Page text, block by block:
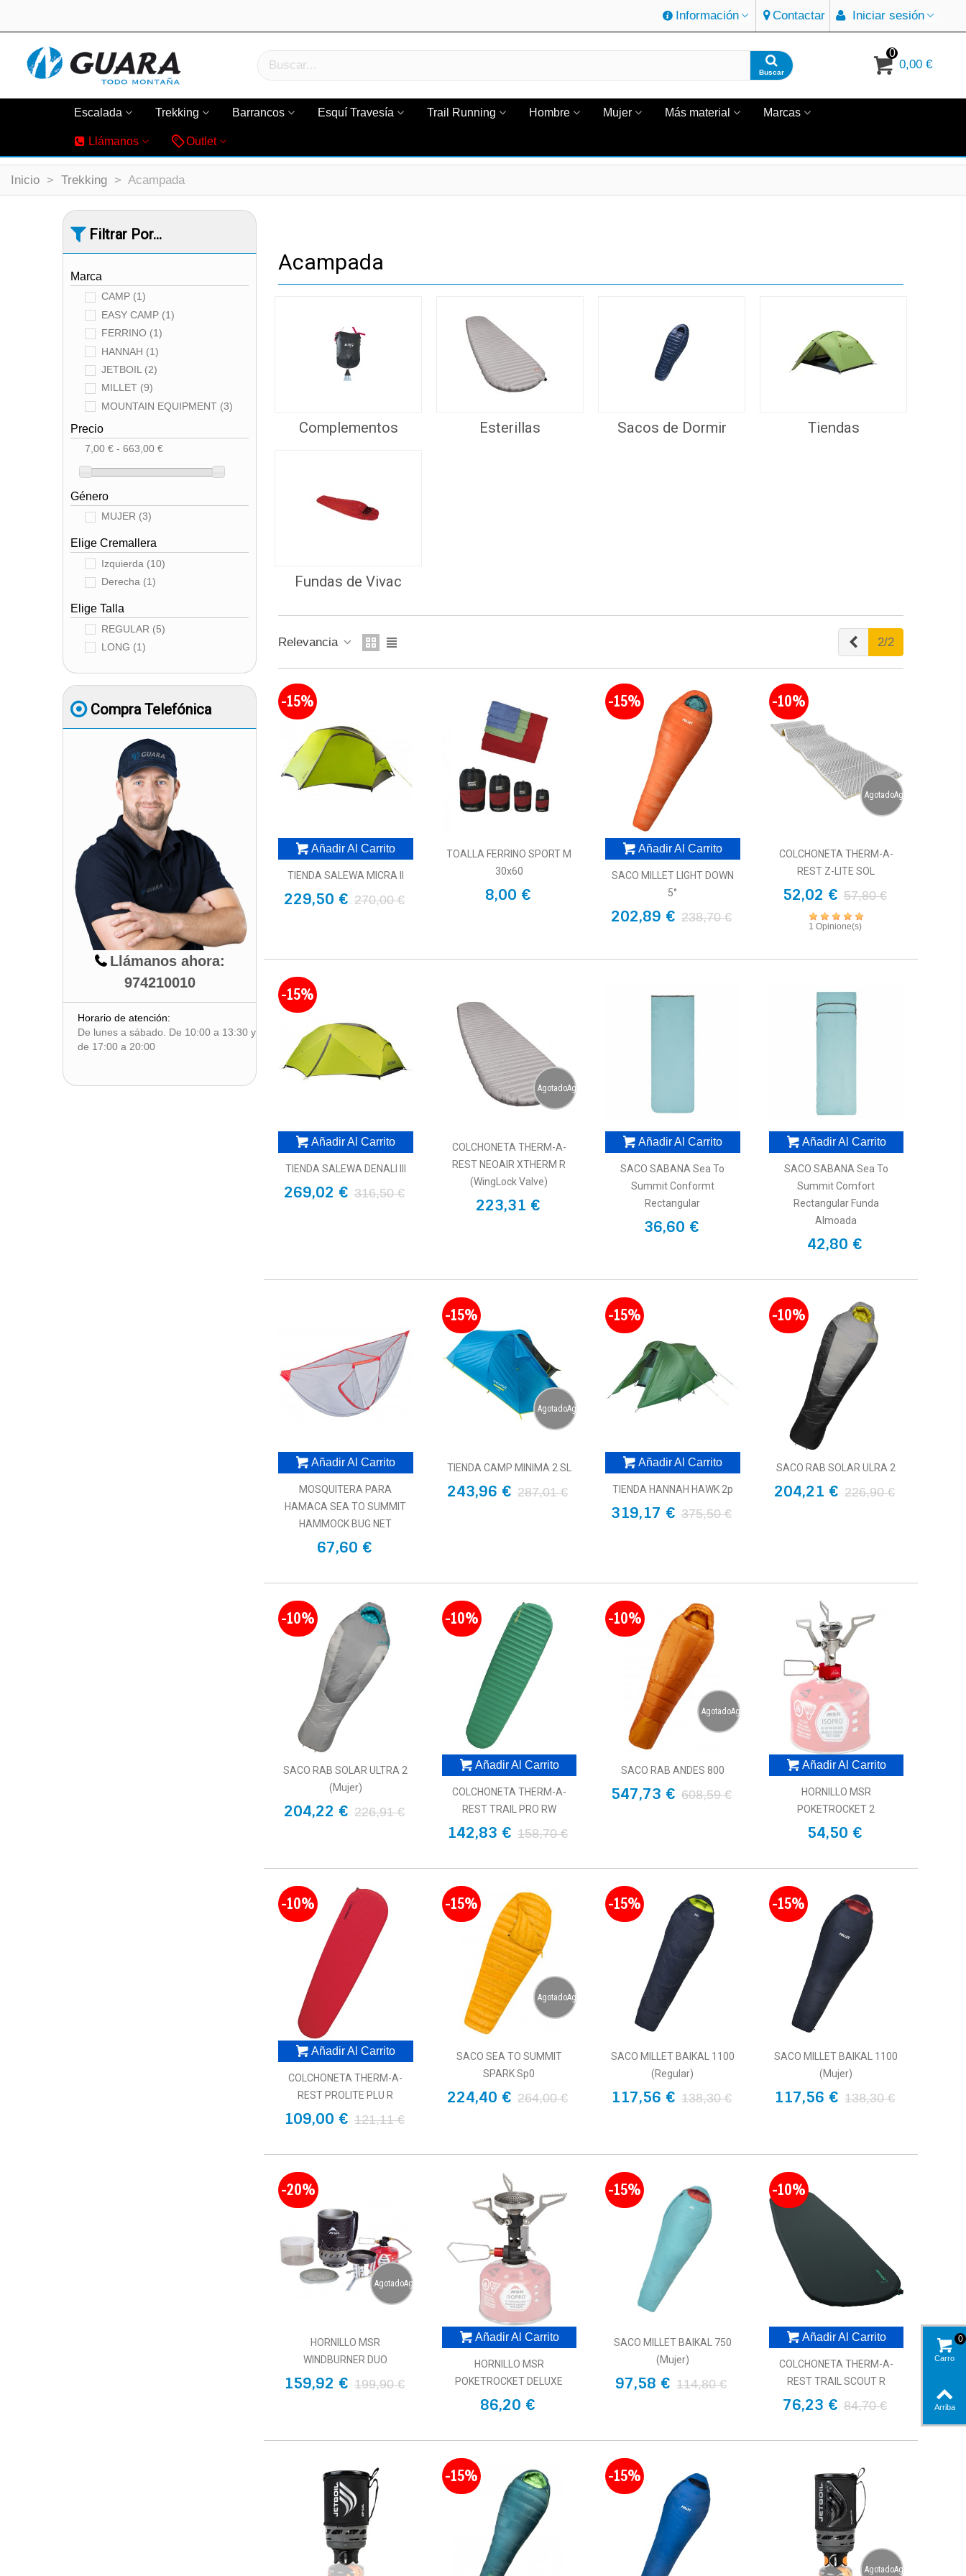
Información Contactar Iniciar sesión
Buscar
0
0,00 €
Escalada Trekking Barrancos Esquí Travesía Trail Running Hombre Mujer Más material Marcas
Llámanos Outlet
Inicio > Trekking > Acampada
Filtrar Por...
Marca
CAMP (1)
EASY CAMP (1)
FERRINO (1)
HANNAH (1)
JETBOIL (2)
MILLET (9)
MOUNTAIN EQUIPMENT (3)
MSR
PAJAK (2)
SALEWA(2)
SEA TO SUMMIT
THERM-A-REST
Precio
7,00 € - 663,00 €
Género
MUJER (3)
Elige Cremallera
Izquierda (10)
Derecha (1)
Elige Talla
REGULAR (5)
LONG (1)
Compra Telefónica
Llámanos ahora:
974210010
Horario de atención:
De lunes a sábado. De 10:00 a 13:30 y
de 17:00 a 20:00
Acampada
Complementos Esterillas Sacos de Dormir Tiendas
Fundas de Vivac
Relevancia Anterior
2/2
-15%
Añadir Al Carrito
TIENDA SALEWA MICRA II
229,50 € 270,00 €
TOALLA FERRINO SPORT M
30x60
8,00 €
-15%
Añadir Al Carrito
SACO MILLET LIGHT DOWN
5°
202,89 € 238,70 €
AgotadoAgotado
-10%
COLCHONETA THERM-A-
REST Z-LITE SOL
52,02 € 57,80 €
1 Opinione(s)
-15%
Añadir Al Carrito
TIENDA SALEWA DENALI III
269,02 € 316,50 €
AgotadoAgotado
COLCHONETA THERM-A-
REST NEOAIR XTHERM R
(WingLock Valve)
223,31 €
Añadir Al Carrito
SACO SABANA Sea To
Summit Conformt
Rectangular
36,60 €
Añadir Al Carrito
SACO SABANA Sea To
Summit Comfort
Rectangular Funda
Almoada
42,80 €
Añadir Al Carrito
MOSQUITERA PARA
HAMACA SEA TO SUMMIT
HAMMOCK BUG NET
67,60 €
AgotadoAgotado
-15%
TIENDA CAMP MINIMA 2 SL
243,96 € 287,01 €
-15%
Añadir Al Carrito
TIENDA HANNAH HAWK 2p
319,17 € 375,50 €
-10%
SACO RAB SOLAR ULRA 2
204,21 € 226,90 €
-10%
SACO RAB SOLAR ULTRA 2
(Mujer)
204,22 € 226,91 €
-10%
Añadir Al Carrito
COLCHONETA THERM-A-
REST TRAIL PRO RW
142,83 € 158,70 €
AgotadoAgotado
-10%
SACO RAB ANDES 800
547,73 € 608,59 €
Añadir Al Carrito
HORNILLO MSR
POKETROCKET 2
54,50 €
-10%
Añadir Al Carrito
COLCHONETA THERM-A-
REST PROLITE PLU R
109,00 € 121,11 €
AgotadoAgotado
-15%
SACO SEA TO SUMMIT
SPARK Sp0
224,40 € 264,00 €
-15%
SACO MILLET BAIKAL 1100
(Regular)
117,56 € 138,30 €
-15%
SACO MILLET BAIKAL 1100
(Mujer)
117,56 € 138,30 €
AgotadoAgotado
-20%
HORNILLO MSR
WINDBURNER DUO
159,92 € 199,90 €
Añadir Al Carrito
HORNILLO MSR
POKETROCKET DELUXE
86,20 €
-15%
SACO MILLET BAIKAL 750
(Mujer)
97,58 € 114,80 €
-10%
Añadir Al Carrito
COLCHONETA THERM-A-
REST TRAIL SCOUT R
76,23 € 84,70 €
-15% -15%
AgotadoAgotado
Carro
0
Arriba